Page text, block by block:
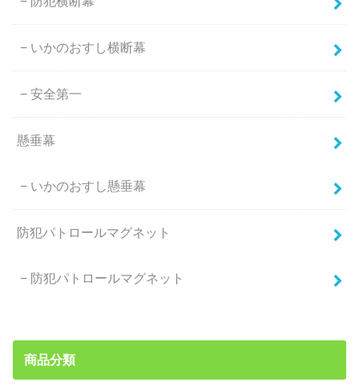
いかのおすし横断幕
安全第一
懸垂幕
いかのおすし懸垂幕
防犯パトロールマグネット
防犯パトロールマグネット
商品分類